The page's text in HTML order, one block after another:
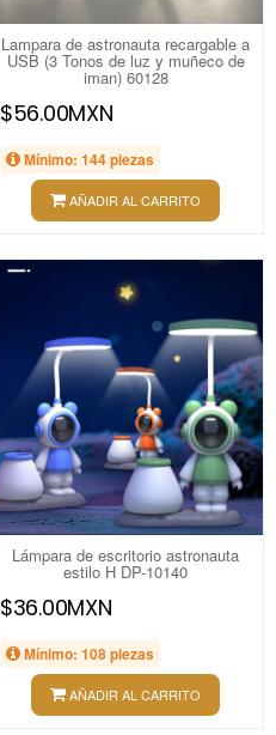
Lampara de astronauta recargable a
USB (3 Tonos de luz y muñeco de
iman) 60128
$56.00MXN
Mínimo: 144 piezas
AÑADIR AL CARRITO
Lámpara de escritorio astronauta
estilo H DP-10140
$36.00MXN
Mínimo: 108 piezas
AÑADIR AL CARRITO